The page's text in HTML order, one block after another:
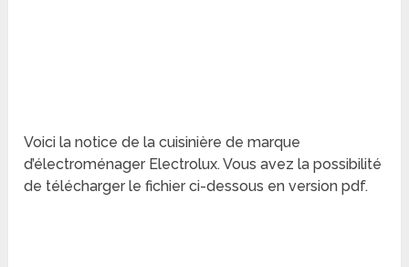
Voici la notice de la cuisinière de marque
d’électroménager Electrolux. Vous avez la possibilité
de télécharger le fichier ci-dessous en version pdf.